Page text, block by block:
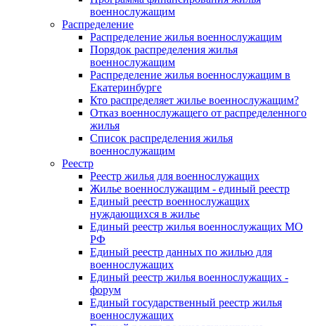
военнослужащим
Распределение
Распределение жилья военнослужащим
Порядок распределения жилья
военнослужащим
Распределение жилья военнослужащим в
Екатеринбурге
Кто распределяет жилье военнослужащим?
Отказ военнослужащего от распределенного
жилья
Список распределения жилья
военнослужащим
Реестр
Реестр жилья для военнослужащих
Жилье военнослужащим - единый реестр
Единый реестр военнослужащих
нуждающихся в жилье
Единый реестр жилья военнослужащих МО
РФ
Единый реестр данных по жилью для
военнослужащих
Единый реестр жилья военнослужащих -
форум
Единый государственный реестр жилья
военнослужащих